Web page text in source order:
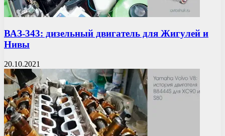
ВАЗ-343: дизельный двигатель для Жигулей и
Нивы
20.10.2021